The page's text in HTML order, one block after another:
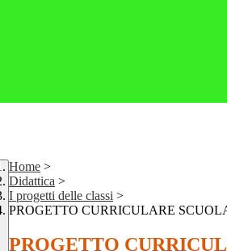
Home >
Didattica >
I progetti delle classi >
PROGETTO CURRICULARE
PROGETTO